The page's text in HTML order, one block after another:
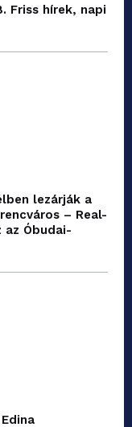
Friss hírek, napi
lezárják a
– Real-
az Óbudai-